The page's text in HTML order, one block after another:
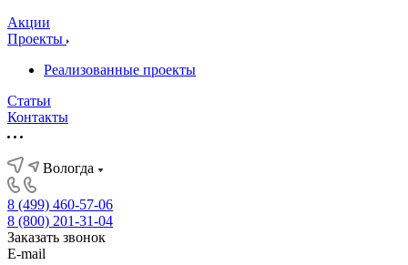
Акции
Проекты
Реализованные проекты
Статьи
Контакты
Вологда
8 (499) 460-57-06
8 (800) 201-31-04
Заказать звонок
E-mail